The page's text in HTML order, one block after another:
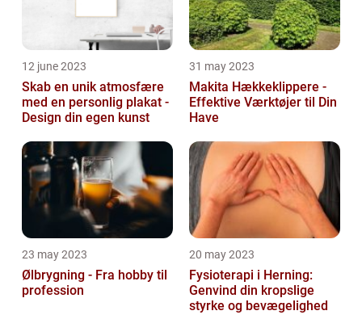
12 june 2023
Skab en unik atmosfære
med en personlig plakat -
Design din egen kunst
31 may 2023
Makita Hækkeklippere -
Effektive Værktøjer til Din
Have
23 may 2023
Ølbrygning - Fra hobby til
profession
20 may 2023
Fysioterapi i Herning:
Genvind din kropslige
styrke og bevægelighed